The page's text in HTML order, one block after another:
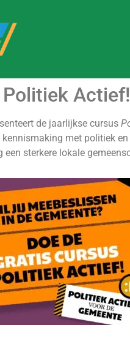
Actief!
de jaarlijkse cursus
met politiek
een sterkere lokale